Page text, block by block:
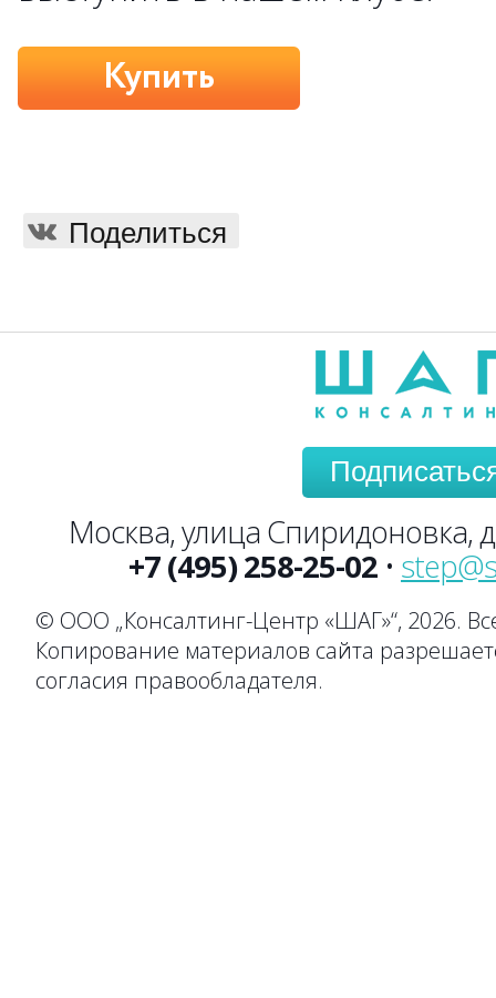
Купить
Поделиться
Москва, улица Спиридоновка,
+7 (495) 258-25-02 •
© ООО „Консалтинг-Центр «ШАГ»“, 2026.
Копирование материалов сайта
согласия правообладателя.